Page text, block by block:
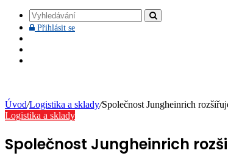
Vyhledávání
Přihlásit sePřihlásit
Úvod/Logistika a sklady/Společnost Jungheinrich
Logistika a sklady
Společnost Jungheinrich